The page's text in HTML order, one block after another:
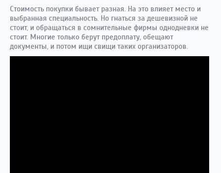
Стоимость покупки бывает разная. На это влияет место и
выбранная специальность. Но гнаться за дешевизной не
стоит, и обращаться в сомнительные фирмы однодневки не
стоит. Многие только берут предоплату, обещают
документы, и потом ищи свищи таких организаторов.